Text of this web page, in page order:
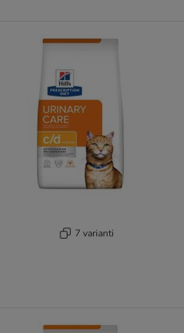
7 varianti